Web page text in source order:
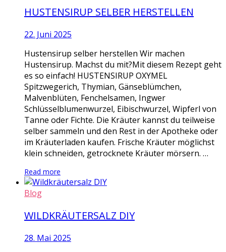
HUSTENSIRUP SELBER HERSTELLEN
22. Juni 2025
Hustensirup selber herstellen Wir machen
Hustensirup. Machst du mit?Mit diesem Rezept geht
es so einfach! HUSTENSIRUP OXYMEL
Spitzwegerich, Thymian, Gänseblümchen,
Malvenblüten, Fenchelsamen, Ingwer
Schlüsselblumenwurzel, Eibischwurzel, Wipferl von
Tanne oder Fichte. Die Kräuter kannst du teilweise
selber sammeln und den Rest in der Apotheke oder
im Kräuterladen kaufen. Frische Kräuter möglichst
klein schneiden, getrocknete Kräuter mörsern. …
Read more
Blog
WILDKRÄUTERSALZ DIY
28. Mai 2025